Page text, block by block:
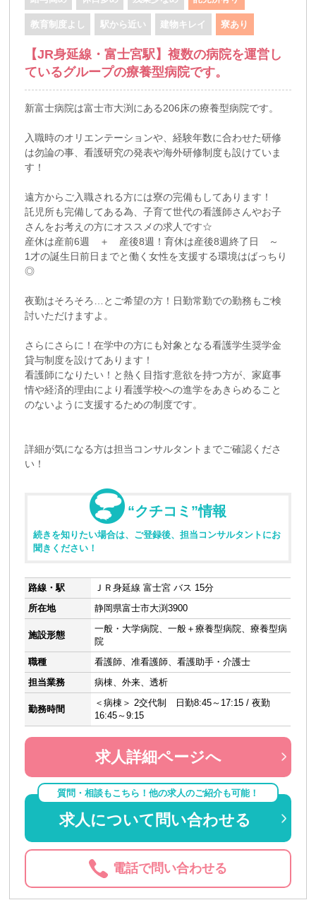
教育制度よし 駅から近い 建物キレイ 寮あり
【JR身延線・富士宮駅】複数の病院を運営し
ているグループの療養型病院です。
新富士病院は富士市大渕にある206床の療養型病院です。
入職時のオリエンテーションや、経験年数に合わせた研修
は勿論の事、看護研究の発表や海外研修制度も設けていま
す！
遠方からご入職される方には寮の完備もしてあります！
託児所も完備してある為、子育て世代の看護師さんやお子
さんをお考えの方にオススメの求人です☆
産休は産前6週 ＋ 産後8週！育休は産後8週終了日 ～
1才の誕生日前日までと働く女性を支援する環境はばっちり
◎
夜勤はそろそろ…とご希望の方！日勤常勤での勤務もご検
討いただけますよ。
さらにさらに！在学中の方にも対象となる看護学生奨学金
貸与制度を設けてあります！
看護師になりたい！と熱く目指す意欲を持つ方が、家庭事
情や経済的理由により看護学校への進学をあきらめること
のないように支援するための制度です。
詳細が気になる方は担当コンサルタントまでご確認くださ
い！
“クチコミ”情報
続きを知りたい場合は、ご登録後、担当コンサルタントにお
聞きください！
路線・駅
ＪＲ身延線 富士宮 バス 15分
所在地
静岡県富士市大渕3900
施設形態
一般・大学病院、一般＋療養型病院、療養型病
院
職種
看護師、准看護師、看護助手・介護士
担当業務
病棟、外来、透析
勤務時間
＜病棟＞ 2交代制 日勤8:45～17:15 / 夜勤
16:45～9:15
求人詳細ページへ
質問・相談もこちら！他の求人のご紹介も可能！
求人について問い合わせる
電話で問い合わせる